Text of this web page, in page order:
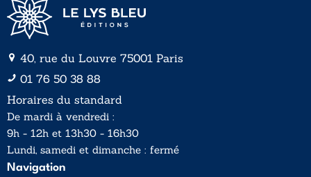
40, rue du Louvre 75001 Paris
01 76 50 38 88
Horaires du standard
De mardi à vendredi :
9h - 12h et 13h30 - 16h30
Lundi, samedi et dimanche : fermé
Navigation